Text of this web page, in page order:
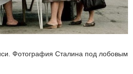
Фотография Сталина под лобовым